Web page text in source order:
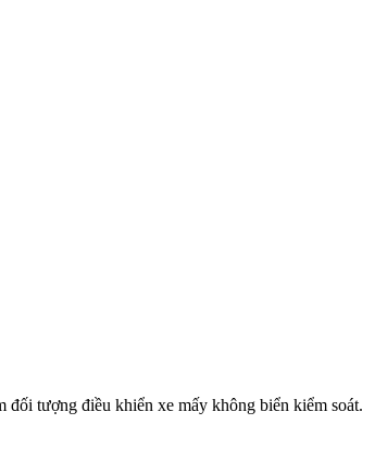
đối tượng điều khiển xe mấy không biển kiểm soát.